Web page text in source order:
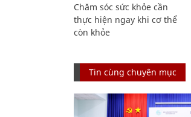
Chăm sóc sức khỏe cần
thực hiện ngay khi cơ thể
còn khỏe
Tin cùng chuyên mục